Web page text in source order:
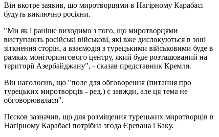
Він вкотре заявив, що миротворцями в Нагірному Карабасі
будуть виключно росіяни.
"Ми як і раніше виходимо з того, що миротворцями
виступають російські військові, які вже дислокуються в зоні
зіткнення сторін, а взаємодія з турецькими військовими буде в
рамках моніторингового центру, який буде розташований на
території Азербайджану", - сказав представник Кремля.
Він наголосив, що "поле для обговорення (питання про
турецьких миротворців - ред.) є завжди, але ця тема не
обговорювалася".
Пєсков зазначив, що для розміщення турецьких миротворців в
Нагірному Карабасі потрібна згода Єревана і Баку.